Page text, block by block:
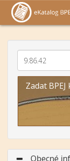
Zadat
Obecné